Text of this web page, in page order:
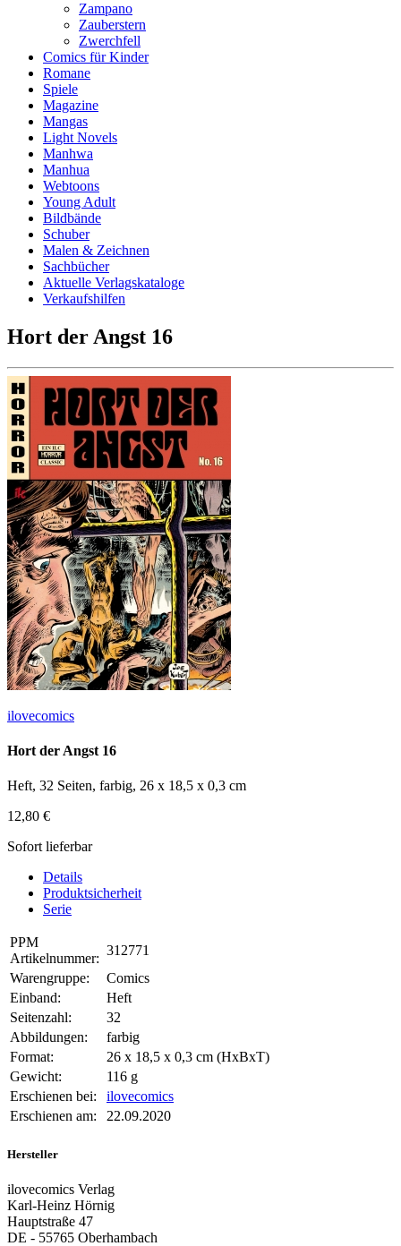
Zampano
Zauberstern
Zwerchfell
Comics für Kinder
Romane
Spiele
Magazine
Mangas
Light Novels
Manhwa
Manhua
Webtoons
Young Adult
Bildbände
Schuber
Malen & Zeichnen
Sachbücher
Aktuelle Verlagskataloge
Verkaufshilfen
Hort der Angst 16
ilovecomics
Hort der Angst 16
Heft, 32 Seiten, farbig, 26 x 18,5 x 0,3 cm
12,80 €
Sofort lieferbar
Details
Produktsicherheit
Serie
PPM
Artikelnummer:
312771
Warengruppe:
Comics
Einband:
Heft
Seitenzahl:
32
Abbildungen:
farbig
Format:
26 x 18,5 x 0,3 cm (HxBxT)
Gewicht:
116 g
Erschienen bei:
ilovecomics
Erschienen am:
22.09.2020
Hersteller
ilovecomics Verlag
Karl-Heinz Hörnig
Hauptstraße 47
DE - 55765 Oberhambach